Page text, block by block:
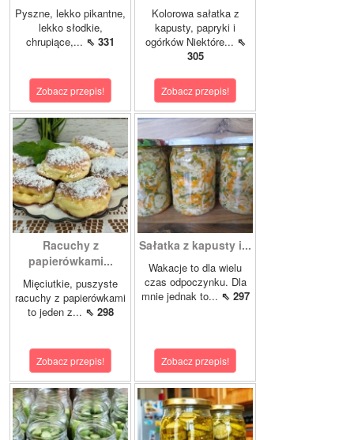
Pyszne, lekko pikantne,
lekko słodkie,
chrupiące,... ⇖ 331
Zobacz przepis!
Kolorowa sałatka z
kapusty, papryki i
ogórków Niektóre... ⇖
305
Zobacz przepis!
Racuchy z
papierówkami...
Mięciutkie, puszyste
racuchy z papierówkami
to jeden z... ⇖ 298
Zobacz przepis!
Sałatka z kapusty i...
Wakacje to dla wielu
czas odpoczynku. Dla
mnie jednak to... ⇖ 297
Zobacz przepis!